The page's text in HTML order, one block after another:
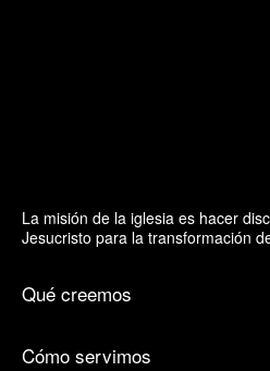
La misión de la iglesia es hacer
Jesucristo para la transformación
Qué creemos
Cómo servimos